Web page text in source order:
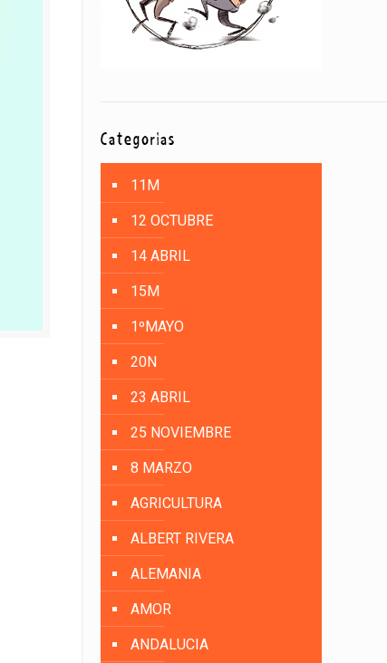
Categorías
11M
12 OCTUBRE
14 ABRIL
15M
1ºMAYO
20N
23 ABRIL
25 NOVIEMBRE
8 MARZO
AGRICULTURA
ALBERT RIVERA
ALEMANIA
AMOR
ANDALUCIA